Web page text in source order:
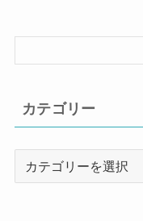
カテゴリー